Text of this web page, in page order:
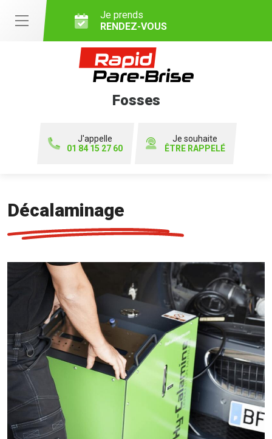
Je prends
RENDEZ-VOUS
Fosses
J'appelle
01 84 15 27 60
Je souhaite
ÊTRE RAPPELÉ
Décalaminage